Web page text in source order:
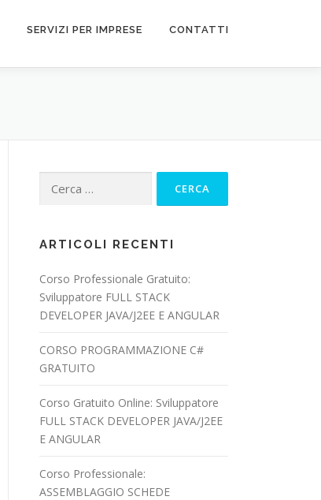
SERVIZI PER IMPRESE CONTATTI
per:
ARTICOLI RECENTI
Corso Professionale Gratuito:
Sviluppatore FULL STACK
DEVELOPER JAVA/J2EE E ANGULAR
CORSO PROGRAMMAZIONE C#
GRATUITO
Corso Gratuito Online: Sviluppatore
FULL STACK DEVELOPER JAVA/J2EE
E ANGULAR
Corso Professionale:
ASSEMBLAGGIO SCHEDE